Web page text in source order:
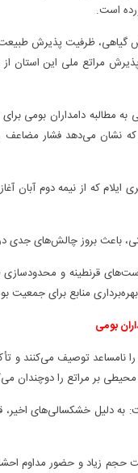
است.
گیاهی، ظرفیت پذیرش
مطالبه دامداران بومی
می‌دهد فشار مضاعف
ایلام که از نیمه دوم
باعث بروز چالش‌های
قرنطینه و
منابع برای جمعیت
بومی
نامساعد توصیف می‌کنند و
بر مراتع را دوچندان
به‌ دلیل خشکسالی‌های
حجم زیاد و حضور مداوم